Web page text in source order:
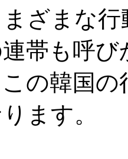
ざまな
帯も呼
の韓国
ます。